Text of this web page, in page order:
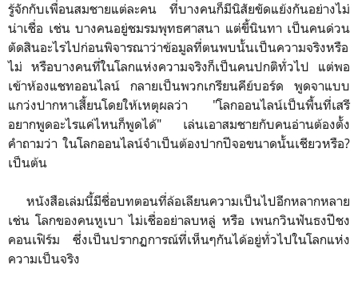
รู้จักกับเพื่อนสมชายแต่ละคน ที่บางคนก็มีนิสัยขัดแย้งกันอย่างไม่
น่าเชื่อ เช่น บางคนอยู่ชมรมพุทธศาสนา แต่ขี้นินทา เป็นคนด่วน
ตัดสินอะไรไปก่อนพิจารณาว่าข้อมูลที่ตนพบนั้นเป็นความจริงหรือ
ไม่ หรือบางคนที่ในโลกแห่งความจริงก็เป็นคนปกติทั่วไป แต่พอ
เข้าห้องแชทออนไลน์ กลายเป็นพวกเกรียนคีย์บอร์ด พูดจาแบบ
แกว่งปากหาเสี้ยนโดยให้เหตุผลว่า "โลกออนไลน์เป็นพื้นที่เสรี
อยากพูดอะไรแค่ไหนก็พูดได้" เล่นเอาสมชายกับคนอ่านต้องตั้ง
คำถามว่า ในโลกออนไลน์จำเป็นต้องปากปีจอขนาดนั้นเชียวหรือ?
เป็นต้น
หนังสือเล่มนี้มีชื่อบทตอนที่ล้อเลียนความเป็นไปอีกหลากหลาย
เช่น โลกของคนหูเบา ไม่เชื่ออย่าลบหลู่ หรือ เพนกวินฟันธงปีชง
คอนเฟิร์ม ซึ่งเป็นปรากฏการณ์ที่เห็นๆกันได้อยู่ทั่วไปในโลกแห่ง
ความเป็นจริง